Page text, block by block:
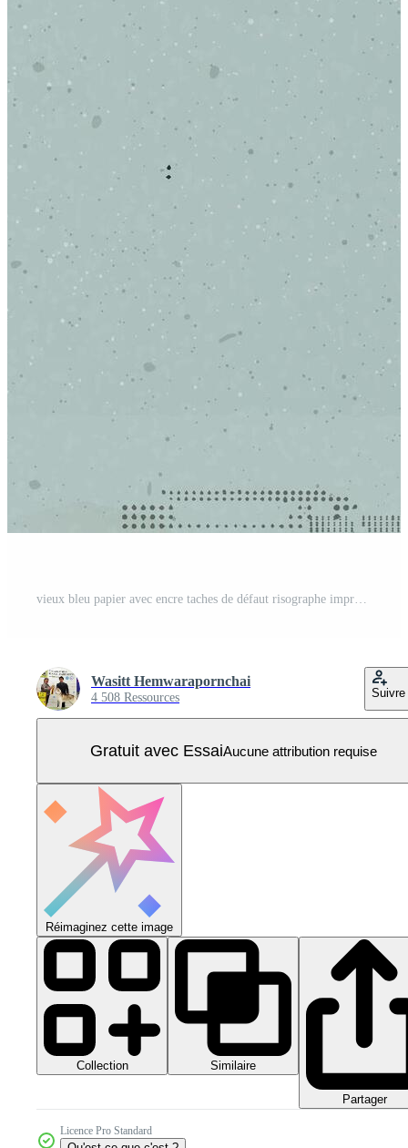
vieux bleu papier avec encre taches de défaut risographe impression Contexte avec ancien papier ministre papier, papier à lettres et adhésif ruban autour avoir Vide espace. Vecteur Pro
Wasitt Hemwarapornchai
4 508 Ressources Suivre
Gratuit avec EssaiAucune attribution requise
Réimaginez cette image
Collection Similaire
Partager
Licence Pro Standard